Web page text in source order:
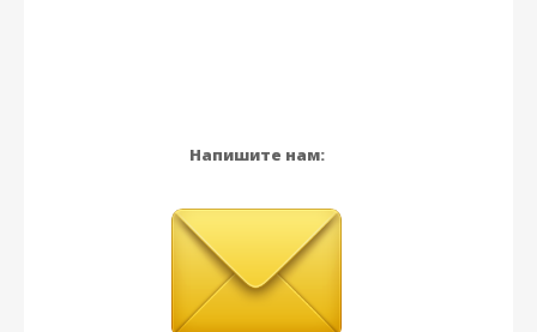
Напишите нам: